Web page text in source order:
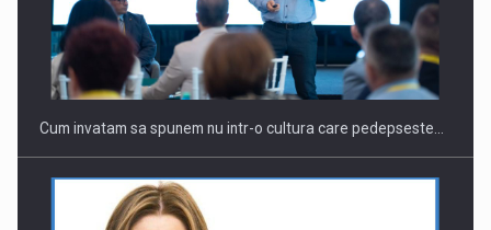
Cum invatam sa spunem nu intr-o cultura care pedepseste…